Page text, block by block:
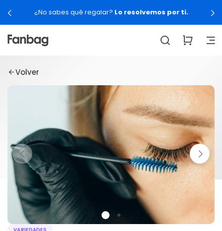
¿No sabes qué regalar? Lo resolvemos por ti.
Volver